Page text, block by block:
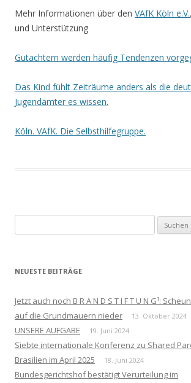
Mehr Informationen über den VAfK Köln e.V.
und Unterstützung
Gutachtern werden häufig Tendenzen
Das Kind fühlt Zeiträume anders als die
Jugendämter es wissen.
Köln. VAfK. Die Selbsthilfegruppe.
nach:
NEUESTE BEITRÄGE
Jetzt auch noch B R A N D S T I F T U N G¹:
auf die Grundmauern nieder
13. Oktober 2024
UNSERE AUFGABE 19. Juni 2024
Siebte internationale Konferenz zu Shared
Brasilien im April 2025
18. Juni 2024
Bundesgerichtshof bestätigt Verurteilung im